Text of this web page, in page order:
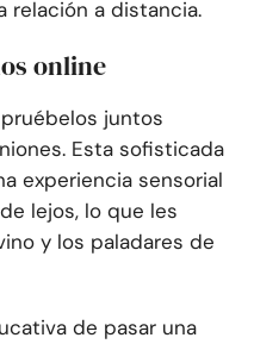
relación a distancia.
online
juntos
Esta sofisticada
experiencia sensorial
lejos, lo que les
y los paladares de
de pasar una